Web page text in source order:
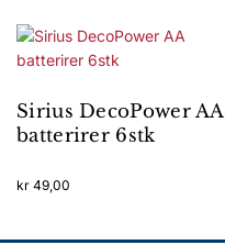
Sirius DecoPower AA
batterirer 6stk
kr 49,00